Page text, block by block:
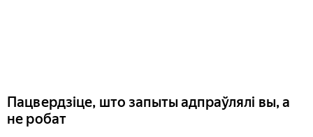
Пацвердзіце, што запыты адпраўлялі вы, а
не робат